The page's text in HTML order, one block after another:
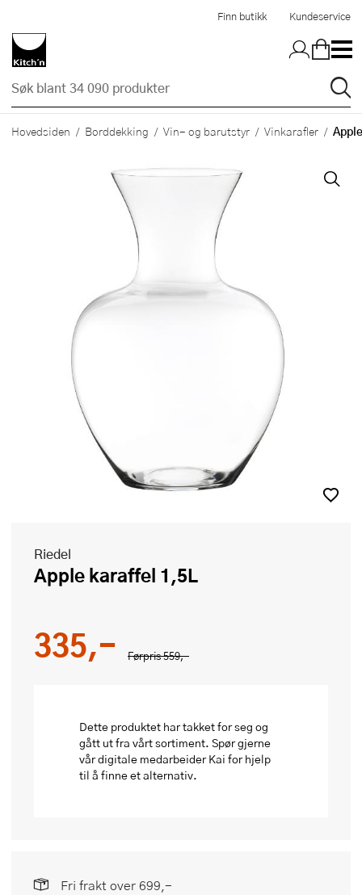
Finn butikk Kundeservice
Hovedsiden Borddekking Vin- og barutstyr Vinkarafler
Riedel
Apple karaffel 1,5L
Førpris559,-
335,-
Dette produktet har takket for seg og
gått ut fra vårt sortiment. Spør gjerne
vår digitale medarbeider Kai for hjelp
til å finne et alternativ.
Fri frakt over 699,-